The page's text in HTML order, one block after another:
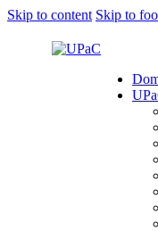
Skip to content Skip to